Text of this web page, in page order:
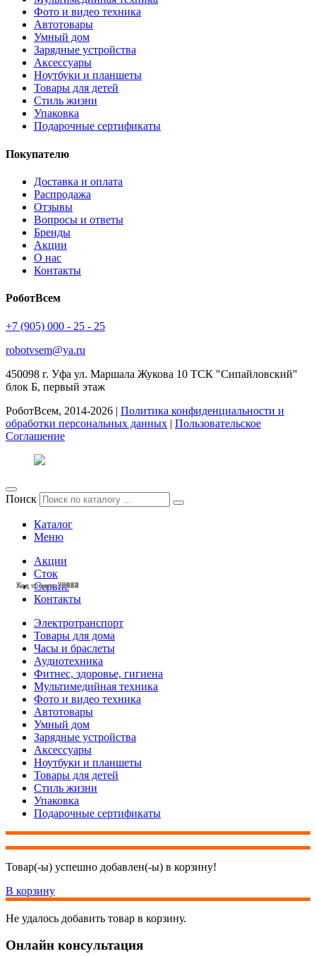
Код товара: 28438
Код товара: 28113
Код товара: 27964
Код товара: 27963
Код товара: 27584
Код товара: 27504
Код товара: 27251
Код товара: 27112
Код товара: 27037
Код товара: 27031
Код товара: 26658
Код товара: 28221
Фото и видео техника
Автотовары
Умный дом
Зарядные устройства
Аксессуары
Ноутбуки и планшеты
Товары для детей
Стиль жизни
Упаковка
Подарочные сертификаты
Покупателю
Доставка и оплата
Распродажа
Отзывы
Вопросы и ответы
Бренды
Акции
О нас
Контакты
РоботВсем
+7 (905) 000 - 25 - 25
robotvsem@ya.ru
450098 г. Уфа ул. Маршала Жукова 10 ТСК "Сипайловский"
блок Б, первый этаж
РоботВсем, 2014-2026 | Политика конфиденциальности и
обработки персональных данных | Пользовательское
Соглашение
Поиск
Каталог
Меню
Акции
Сток
Сервис
Контакты
Электротранспорт
Товары для дома
Часы и браслеты
Аудиотехника
Фитнес, здоровье, гигиена
Мультимедийная техника
Фото и видео техника
Автотовары
Умный дом
Зарядные устройства
Аксессуары
Ноутбуки и планшеты
Товары для детей
Стиль жизни
Упаковка
Подарочные сертификаты
Товар(-ы) успешно добавлен(-ы) в корзину!
В корзину
Не удалось добавить товар в корзину.
Онлайн консультация